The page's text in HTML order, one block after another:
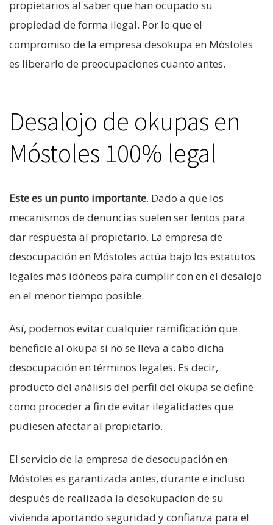
propietarios al saber que han ocupado su
propiedad de forma ilegal. Por lo que el
compromiso de la empresa desokupa en Móstoles
es liberarlo de preocupaciones cuanto antes.
Desalojo de okupas en
Móstoles 100% legal
Este es un punto importante. Dado a que los
mecanismos de denuncias suelen ser lentos para
dar respuesta al propietario. La empresa de
desocupación en Móstoles actúa bajo los estatutos
legales más idóneos para cumplir con en el desalojo
en el menor tiempo posible.
Así, podemos evitar cualquier ramificación que
beneficie al okupa si no se lleva a cabo dicha
desocupación en términos legales. Es decir,
producto del análisis del perfil del okupa se define
como proceder a fin de evitar ilegalidades que
pudiesen afectar al propietario.
El servicio de la empresa de desocupación en
Móstoles es garantizada antes, durante e incluso
después de realizada la desokupacion de su
vivienda aportando seguridad y confianza para el